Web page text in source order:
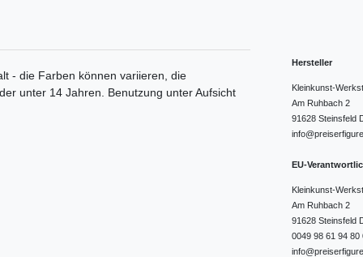
- die Farben können variieren, die
unter 14 Jahren. Benutzung unter Aufsicht
Hersteller
Kleinkunst-
Am Ruhbach 2
91628 Steinsfeld
EU-
Kleinkunst-
Am Ruhbach 2
91628 Steinsfeld
0049 98 61 94 80